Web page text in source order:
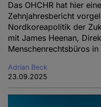
Das OHCHR hat hier
Zehnjahresbericht
Nordkoreapolitik der
mit James Heenan,
Menschenrechtsbüros in
Adrian Beck
23.09.2025